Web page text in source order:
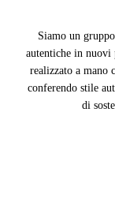
Siamo un
autentiche in
realizzato a mano
conferendo stile
di